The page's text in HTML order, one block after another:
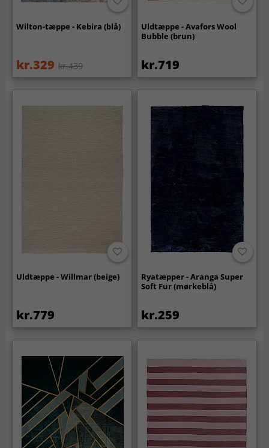
Wilton-tæppe - Kebira (blå)
kr.329 kr.439
Uldtæppe - Avafors Wool
Bubble (brun)
kr.719
Uldtæppe - Willmar (beige)
kr.779
Ryatæpper - Aranga Super
Soft Fur (mørkeblå)
kr.259